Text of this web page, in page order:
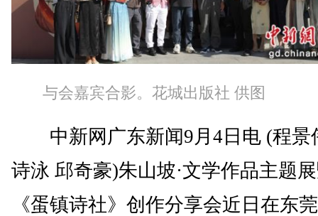
与会嘉宾合影。花城出版社 供图
中新网广东新闻9月4日电 (程景
诗泳 邱奇豪)朱山坡·文学作品主题
《蛋镇诗社》创作分享会近日在东